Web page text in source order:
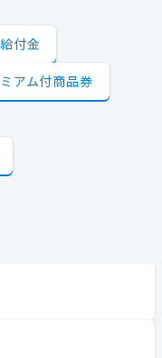
付金
アム付商品券